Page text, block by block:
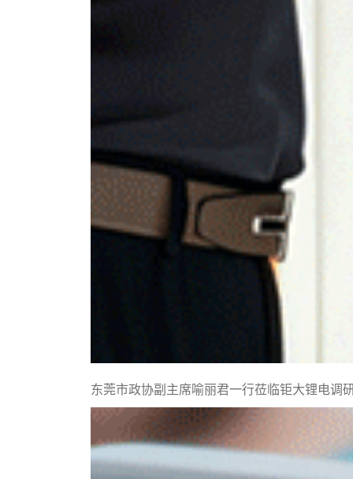
东莞市政协副主席喻丽君一行莅临钜大锂电调